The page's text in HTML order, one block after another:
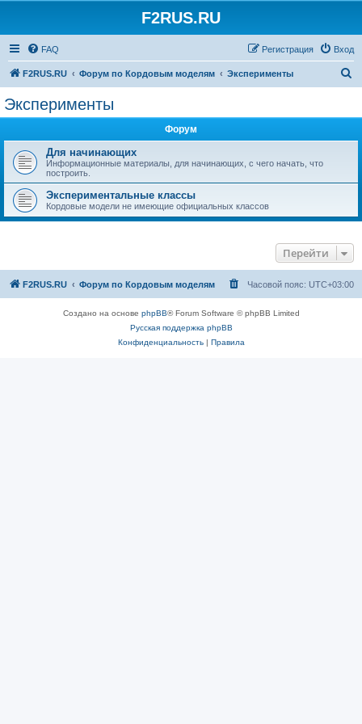
F2RUS.RU
FAQ Вход
Регистрация
F2RUS.RU Форум по Кордовым моделям Эксперименты
Эксперименты
Форум
Для начинающих
Информационные материалы, для начинающих, с чего начать, что
построить.
Экспериментальные классы
Кордовые модели не имеющие официальных классов
Перейти
F2RUS.RU Форум по Кордовым моделям Часовой пояс: UTC+03:00
Создано на основе phpBB® Forum Software © phpBB Limited
Русская поддержка phpBB
Конфиденциальность| Правила